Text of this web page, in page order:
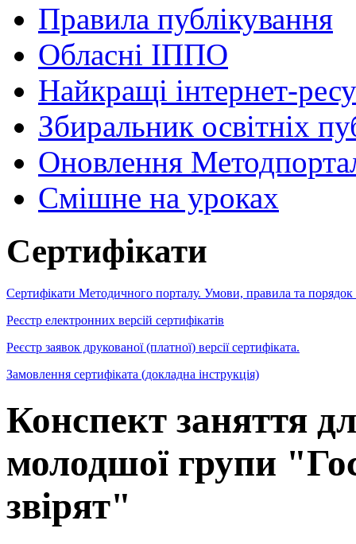
Правила публікування
Обласні ІППО
Найкращі інтернет-
Збиральник освітніх
Оновлення
Cмішне на уроках
Сертифікати
Сертифікати Методичного порталу. Умови, правила та порядок
Реєстр електронних версій сертифікатів
Реєстр заявок друкованої (платної) версії сертифіката.
Замовлення сертифіката (докладна інструкція)
Конспект заняття
молодшої групи
звірят"